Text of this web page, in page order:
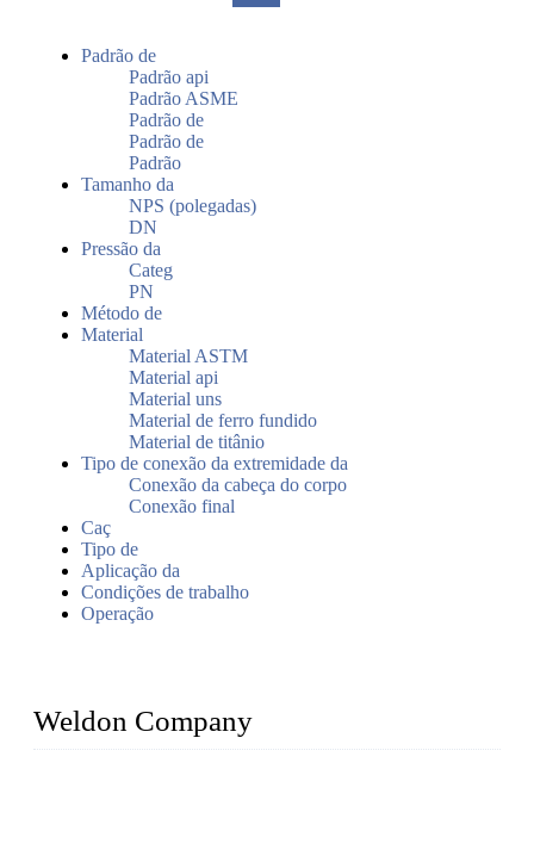
Padrão de
Padrão api
Padrão ASME
Padrão de
Padrão de
Padrão
Tamanho da
NPS (polegadas)
DN
Pressão da
Categ
PN
Método de
Material
Material ASTM
Material api
Material uns
Material de ferro fundido
Material de titânio
Tipo de conexão da extremidade da
Conexão da cabeça do corpo
Conexão final
Caç
Tipo de
Aplicação da
Condições de trabalho
Operação
Weldon Company